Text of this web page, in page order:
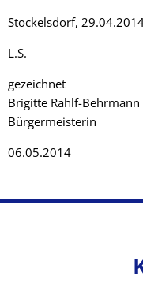
Stockelsdorf,
L.S.
gezeichnet
Brigitte Rahlf-Behrmann
Bürgermeisterin
06.05.2014